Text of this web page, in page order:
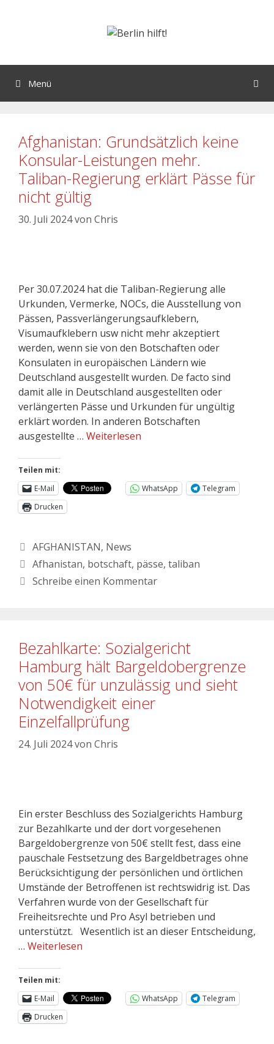
Menü
Afghanistan: Grundsätzlich keine
Konsular-Leistungen mehr.
Taliban-Regierung erklärt Pässe für
nicht gültig
30. Juli 2024von Chris
Per 30.07.2024 hat die Taliban-Regierung alle
Urkunden, Vermerke, NOCs, die Ausstellung von
Pässen, Passverlängerungsaufklebern,
Visumaufklebern usw nicht mehr akzeptiert
werden, wenn sie von den Botschaften oder
Konsulaten in europäischen Ländern wie
Deutschland ausgestellt wurden. De facto sind
damit alle in Deutschland ausgestellten oder
verlängerten Pässe und Urkunden für ungültig
erklärt worden. In anderen Botschaften
ausgestellte … Weiterlesen
Teilen mit:
E-Mail
WhatsApp
Telegram
Drucken
AFGHANISTAN, News
Afhanistan, botschaft, pässe, taliban
Schreibe einen Kommentar
Bezahlkarte: Sozialgericht
Hamburg hält Bargeldobergrenze
von 50€ für unzulässig und sieht
Notwendigkeit einer
Einzelfallprüfung
24. Juli 2024von Chris
Ein erster Beschluss des Sozialgerichts Hamburg
zur Bezahlkarte und der dort vorgesehenen
Bargeldobergrenze von 50€ stellt fest, dass eine
pauschale Festsetzung des Bargeldbetrages ohne
Berücksichtigung der persönlichen und örtlichen
Umstände der Betroffenen ist rechtswidrig ist. Das
Verfahren wurde von der Gesellschaft für
Freiheitsrechte und Pro Asyl betrieben und
unterstützt. Wesentlich ist an dieser Entscheidung,
… Weiterlesen
Teilen mit:
E-Mail
WhatsApp
Telegram
Drucken